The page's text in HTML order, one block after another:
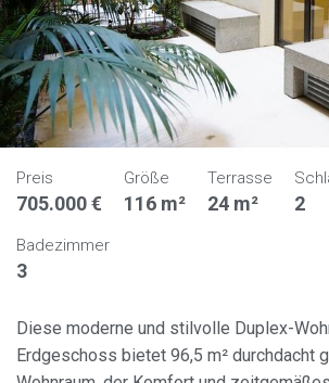
Preis
705.000 €
Größe
116 m²
Terrasse
24 m² 2
Badezimmer
3
Diese moderne und stilvolle Duplex-
Erdgeschoss bietet 96,5 m² durchdacht